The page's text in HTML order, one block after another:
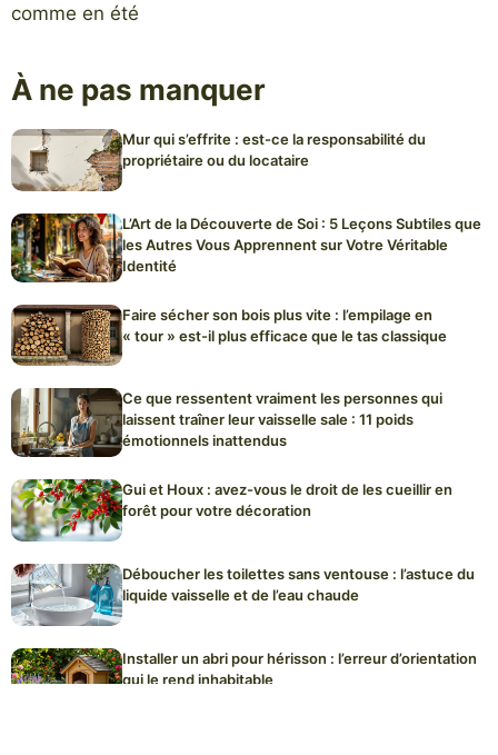
comme en été
À ne pas manquer
Mur qui s’effrite : est-ce la responsabilité du
propriétaire ou du locataire
L’Art de la Découverte de Soi : 5 Leçons Subtiles que
les Autres Vous Apprennent sur Votre Véritable
Identité
Faire sécher son bois plus vite : l’empilage en
« tour » est-il plus efficace que le tas classique
Ce que ressentent vraiment les personnes qui
laissent traîner leur vaisselle sale : 11 poids
émotionnels inattendus
Gui et Houx : avez-vous le droit de les cueillir en
forêt pour votre décoration
Déboucher les toilettes sans ventouse : l’astuce du
liquide vaisselle et de l’eau chaude
Installer un abri pour hérisson : l’erreur d’orientation
qui le rend inhabitable